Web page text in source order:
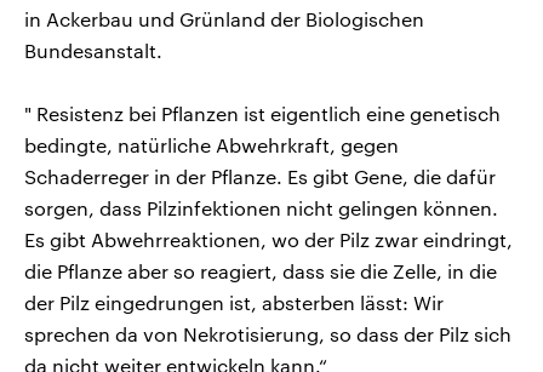
in Ackerbau und Grünland der Biologischen
Bundesanstalt.
" Resistenz bei Pflanzen ist eigentlich eine genetisch
bedingte, natürliche Abwehrkraft, gegen
Schaderreger in der Pflanze. Es gibt Gene, die dafür
sorgen, dass Pilzinfektionen nicht gelingen können.
Es gibt Abwehrreaktionen, wo der Pilz zwar eindringt,
die Pflanze aber so reagiert, dass sie die Zelle, in die
der Pilz eingedrungen ist, absterben lässt: Wir
sprechen da von Nekrotisierung, so dass der Pilz sich
da nicht weiter entwickeln kann.“